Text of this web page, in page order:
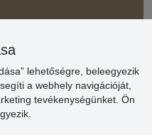
lehetőségre, beleegyezik
a webhely navigációját,
tevékenységünket. Ön